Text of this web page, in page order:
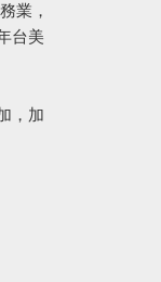
業，
台美
，加